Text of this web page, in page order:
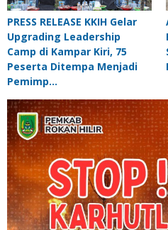
PRESS RELEASE KKIH Gelar
Upgrading Leadership
Camp di Kampar Kiri, 75
Peserta Ditempa Menjadi
Pemimp…